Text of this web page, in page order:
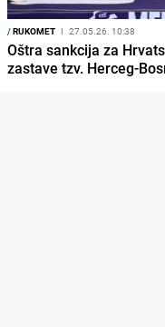
/RUKOMET I 27.05.26. 10:38
Oštra sankcija za
zastave tzv. Herceg-